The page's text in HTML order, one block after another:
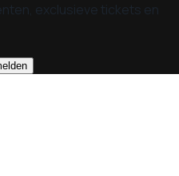
exclusieve tickets en